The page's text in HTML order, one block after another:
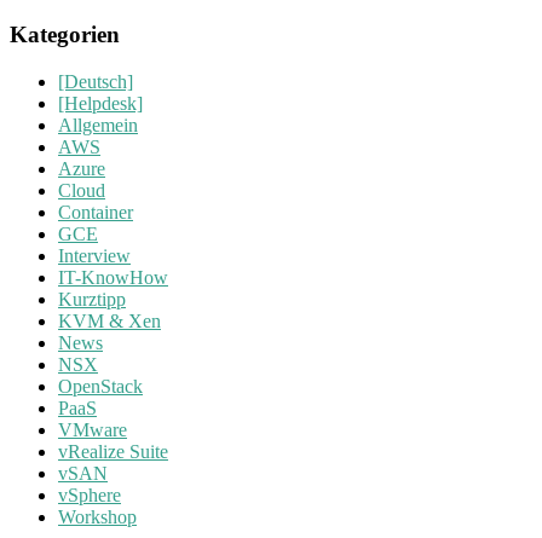
Kategorien
[Deutsch]
[Helpdesk]
Allgemein
AWS
Azure
Cloud
Container
GCE
Interview
IT-KnowHow
Kurztipp
KVM & Xen
News
NSX
OpenStack
PaaS
VMware
vRealize Suite
vSAN
vSphere
Workshop